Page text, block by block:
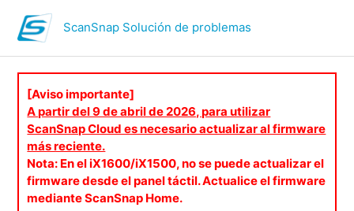
ScanSnap Solución de problemas
[Aviso importante]
A partir del 9 de abril de 2026, para utilizar
ScanSnap Cloud es necesario actualizar al firmware
más reciente.
Nota: En el iX1600/iX1500, no se puede actualizar el
firmware desde el panel táctil. Actualice el firmware
mediante ScanSnap Home.